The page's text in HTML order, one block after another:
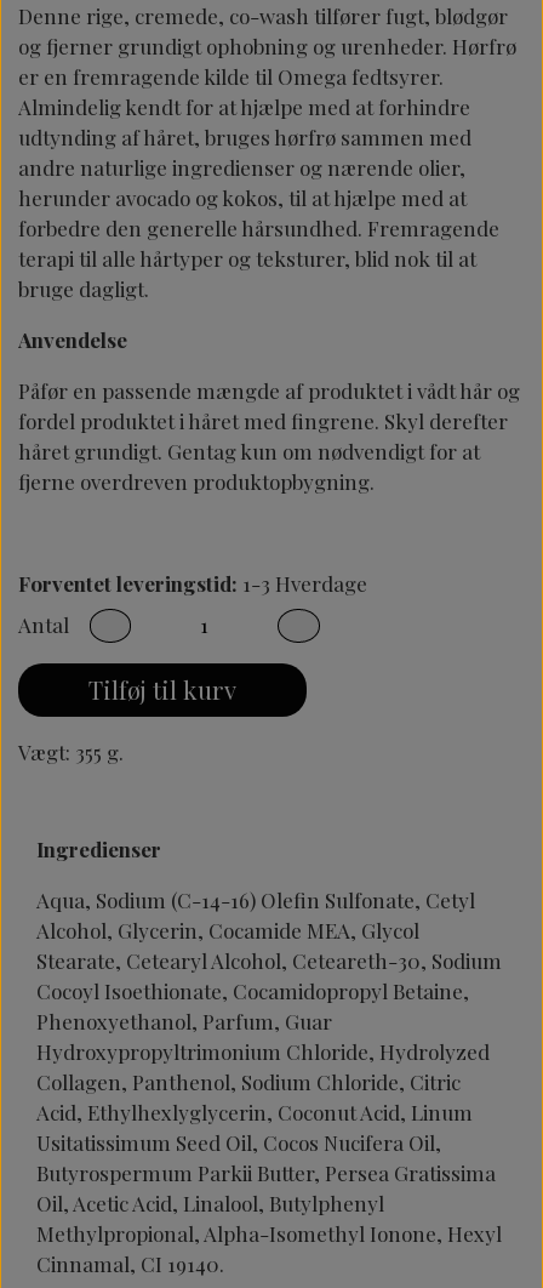
Denne rige, cremede, co-wash tilfører fugt, blødgør
og fjerner grundigt ophobning og urenheder. Hørfrø
er en fremragende kilde til Omega fedtsyrer.
Almindelig kendt for at hjælpe med at forhindre
udtynding af håret, bruges hørfrø sammen med
andre naturlige ingredienser og nærende olier,
herunder avocado og kokos, til at hjælpe med at
forbedre den generelle hårsundhed. Fremragende
terapi til alle hårtyper og teksturer, blid nok til at
bruge dagligt.
Anvendelse
Påfør en passende mængde af produktet i vådt hår og
fordel produktet i håret med fingrene. Skyl derefter
håret grundigt. Gentag kun om nødvendigt for at
fjerne overdreven produktopbygning.
Forventet leveringstid: 1-3 Hverdage
Antal
Tilføj til kurv
Vægt: 355 g.
Ingredienser
Aqua, Sodium (C-14-16) Olefin Sulfonate, Cetyl
Alcohol, Glycerin, Cocamide MEA, Glycol
Stearate, Cetearyl Alcohol, Ceteareth-30, Sodium
Cocoyl Isoethionate, Cocamidopropyl Betaine,
Phenoxyethanol, Parfum, Guar
Hydroxypropyltrimonium Chloride, Hydrolyzed
Collagen, Panthenol, Sodium Chloride, Citric
Acid, Ethylhexlyglycerin, Coconut Acid, Linum
Usitatissimum Seed Oil, Cocos Nucifera Oil,
Butyrospermum Parkii Butter, Persea Gratissima
Oil, Acetic Acid, Linalool, Butylphenyl
Methylpropional, Alpha-Isomethyl Ionone, Hexyl
Cinnamal, CI 19140.